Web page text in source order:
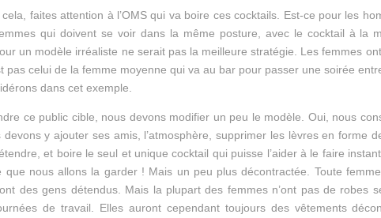
faites attention à l’OMS qui va boire ces cocktails. Est-ce pour les
qui doivent se voir dans la même posture, avec le cocktail à la
un modèle irréaliste ne serait pas la meilleure stratégie. Les femmes
pas celui de la femme moyenne qui va au bar pour passer une soirée
dans cet exemple.
ce public cible, nous devons modifier un peu le modèle. Oui, nous
devons y ajouter ses amis, l’atmosphère, supprimer les lèvres en forme
et boire le seul et unique cocktail qui puisse l’aider à le faire
que nous allons la garder ! Mais un peu plus décontractée. Toute
des gens détendus. Mais la plupart des femmes n’ont pas de
de travail. Elles auront cependant toujours des vêtements